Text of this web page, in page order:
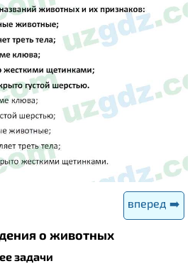
вперед ➡️
о животных
задачи